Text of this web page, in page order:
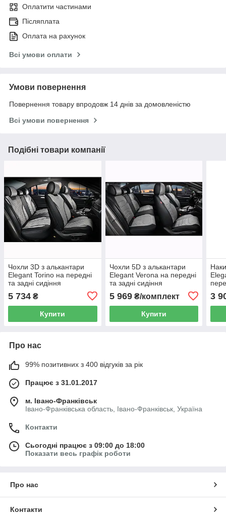
Оплатити частинами
Післяплата
Оплата на рахунок
Всі умови оплати
Умови повернення
Повернення товару впродовж 14 днів за домовленістю
Всі умови повернення
Подібні товари компанії
Чохли 3D з алькантари
Elegant Torino на передні
та задні сидіння
автомобіля EL 700 123 сірі
5 734 ₴
Купити
Чохли 5D з алькантари
Elegant Verona на передні
та задні сидіння
сірого кольору
5 969₴/комплект
Купити
3
Про нас
99% позитивних з 400 відгуків за рік
Працює з 31.01.2017
м. Івано-Франківськ
Івано-Франківська область, Івано-Франківськ, Україна
Контакти
Сьогодні працює з 09:00 до 18:00
Показати весь графік роботи
Про нас
Контакти